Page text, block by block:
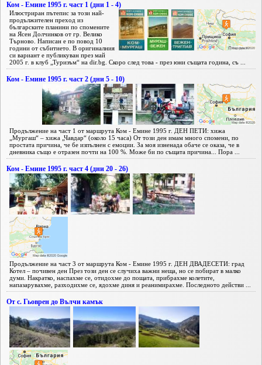
Ком - Емине 1995 г. част 1 (дни 1 - 4)
Илюстриран пътепис за този най-
продължителен преход из
българските планини по спомените
на Ясен Долчинков от гр. Велико
Търново. Написан е по повод 10
години от събитието. В оригиналния
си вариант е публикуван през май
2005 г. в клуб „Туризъм“ на dir.bg. Скоро след това - през юни същата година, съ ...
Ком - Емине 1995 г. част 2 (дни 5 - 10)
Продължение на част 1 от маршрута Ком - Емине 1995 г. ДЕН ПЕТИ: хижа
„Мургаш“ – хижа „Чавдар“ (около 15 часа) От този ден имам много спомени, по
простата причина, че бе изпълнен с емоции. За моя изненада обаче се оказа, че в
дневника също е отразен почти на 100 %. Може би по същата причина... Пора ...
Ком - Емине 1995 г. част 4 (дни 20 - 26)
Продължение на част 3 от маршрута Ком - Емине 1995 г. ДЕН ДВАДЕСЕТИ: град
Котел – почивен ден През този ден се случиха важни неща, но се побират в малко
думи. Накратко, наспахме се, отидохме до пощата, прибрахме колетите,
напазарувахме, разходихме се, ядохме диня и реанимирахме. Последното действи ...
От с. Гьоврен до Вълчи камък